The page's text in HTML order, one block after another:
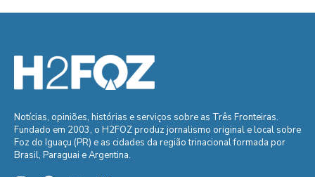
Notícias, opiniões, histórias e serviços sobre as Três Fronteiras.
Fundado em 2003, o H2FOZ produz jornalismo original e local sobre
Foz do Iguaçu (PR) e as cidades da região trinacional formada por
Brasil, Paraguai e Argentina.